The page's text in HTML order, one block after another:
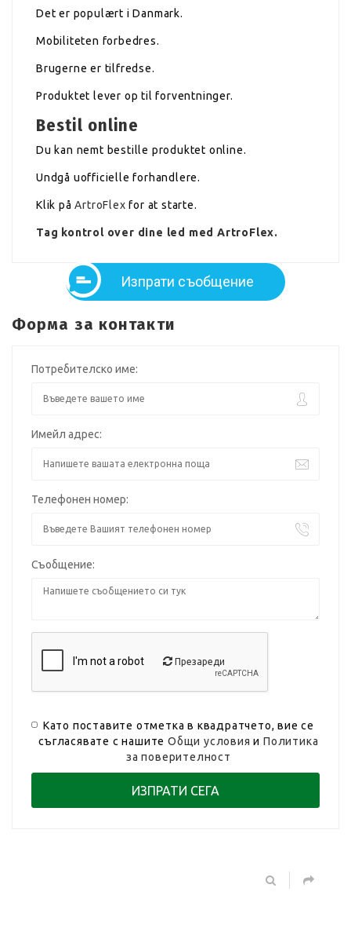
Det er populært i Danmark.
Mobiliteten forbedres.
Brugerne er tilfredse.
Produktet lever op til forventninger.
Bestil online
Du kan nemt bestille produktet online.
Undgå uofficielle forhandlere.
Klik påArtroFlex for at starte.
Tag kontrol over dine led med ArtroFlex.
Изпрати съобщение
Форма за контакти
Потребителско име:
Имейл адрес:
Телефонен номер:
Съобщение:
Презареди
Като поставите отметка в квадратчето, вие се
съгласявате с нашитеОбщи условия иПолитика
за поверителност